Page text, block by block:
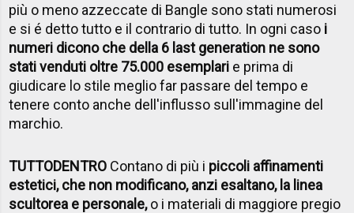
più o meno azzeccate di Bangle sono stati numerosi
e si é detto tutto e il contrario di tutto. In ogni caso i
numeri dicono che della 6 last generation ne sono
stati venduti oltre 75.000 esemplari e prima di
giudicare lo stile meglio far passare del tempo e
tenere conto anche dell'influsso sull'immagine del
marchio.
TUTTODENTRO Contano di più i piccoli affinamenti
estetici, che non modificano, anzi esaltano, la linea
scultorea e personale,o i materiali di maggiore pregio